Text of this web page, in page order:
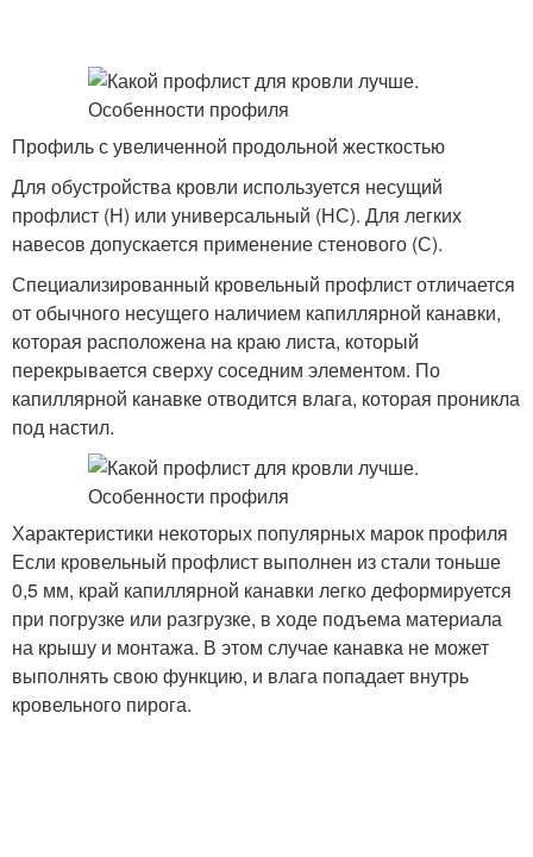
Профиль с увеличенной продольной жесткостью
Для обустройства кровли используется несущий
профлист (Н) или универсальный (НС). Для легких
навесов допускается применение стенового (С).
Специализированный кровельный профлист отличается
от обычного несущего наличием капиллярной канавки,
которая расположена на краю листа, который
перекрывается сверху соседним элементом. По
капиллярной канавке отводится влага, которая проникла
под настил.
Характеристики некоторых популярных марок профиля
Если кровельный профлист выполнен из стали тоньше
0,5 мм, край капиллярной канавки легко деформируется
при погрузке или разгрузке, в ходе подъема материала
на крышу и монтажа. В этом случае канавка не может
выполнять свою функцию, и влага попадает внутрь
кровельного пирога.